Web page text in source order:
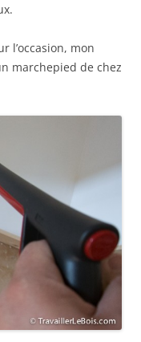
l’occasion, mon
marchepied de chez